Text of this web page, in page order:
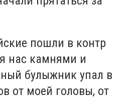
пошли в контр
нас камнями и
булыжник упал в
от моей головы, от